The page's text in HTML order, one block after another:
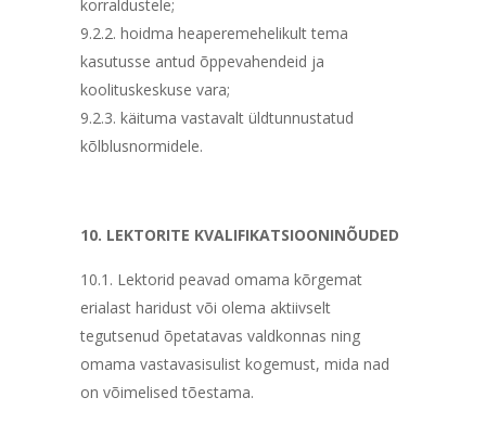
korraldustele;
9.2.2. hoidma heaperemehelikult tema
kasutusse antud õppevahendeid ja
koolituskeskuse vara;
9.2.3. käituma vastavalt üldtunnustatud
kõlblusnormidele.
10. LEKTORITE KVALIFIKATSIOONINÕUDED
10.1. Lektorid peavad omama kõrgemat
erialast haridust või olema aktiivselt
tegutsenud õpetatavas valdkonnas ning
omama vastavasisulist kogemust, mida nad
on võimelised tõestama.